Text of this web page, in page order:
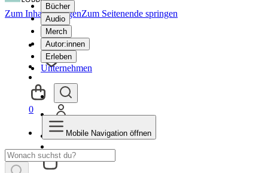
Bücher
Audio
Merch
Autor:innen
Erleben
Unternehmen
Zum Inhalt springenZum Seitenende springen
0
Mobile Navigation öffnen